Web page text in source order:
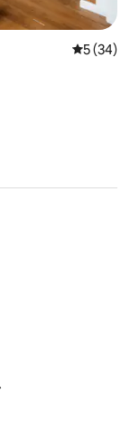
平均评分
5 (34)